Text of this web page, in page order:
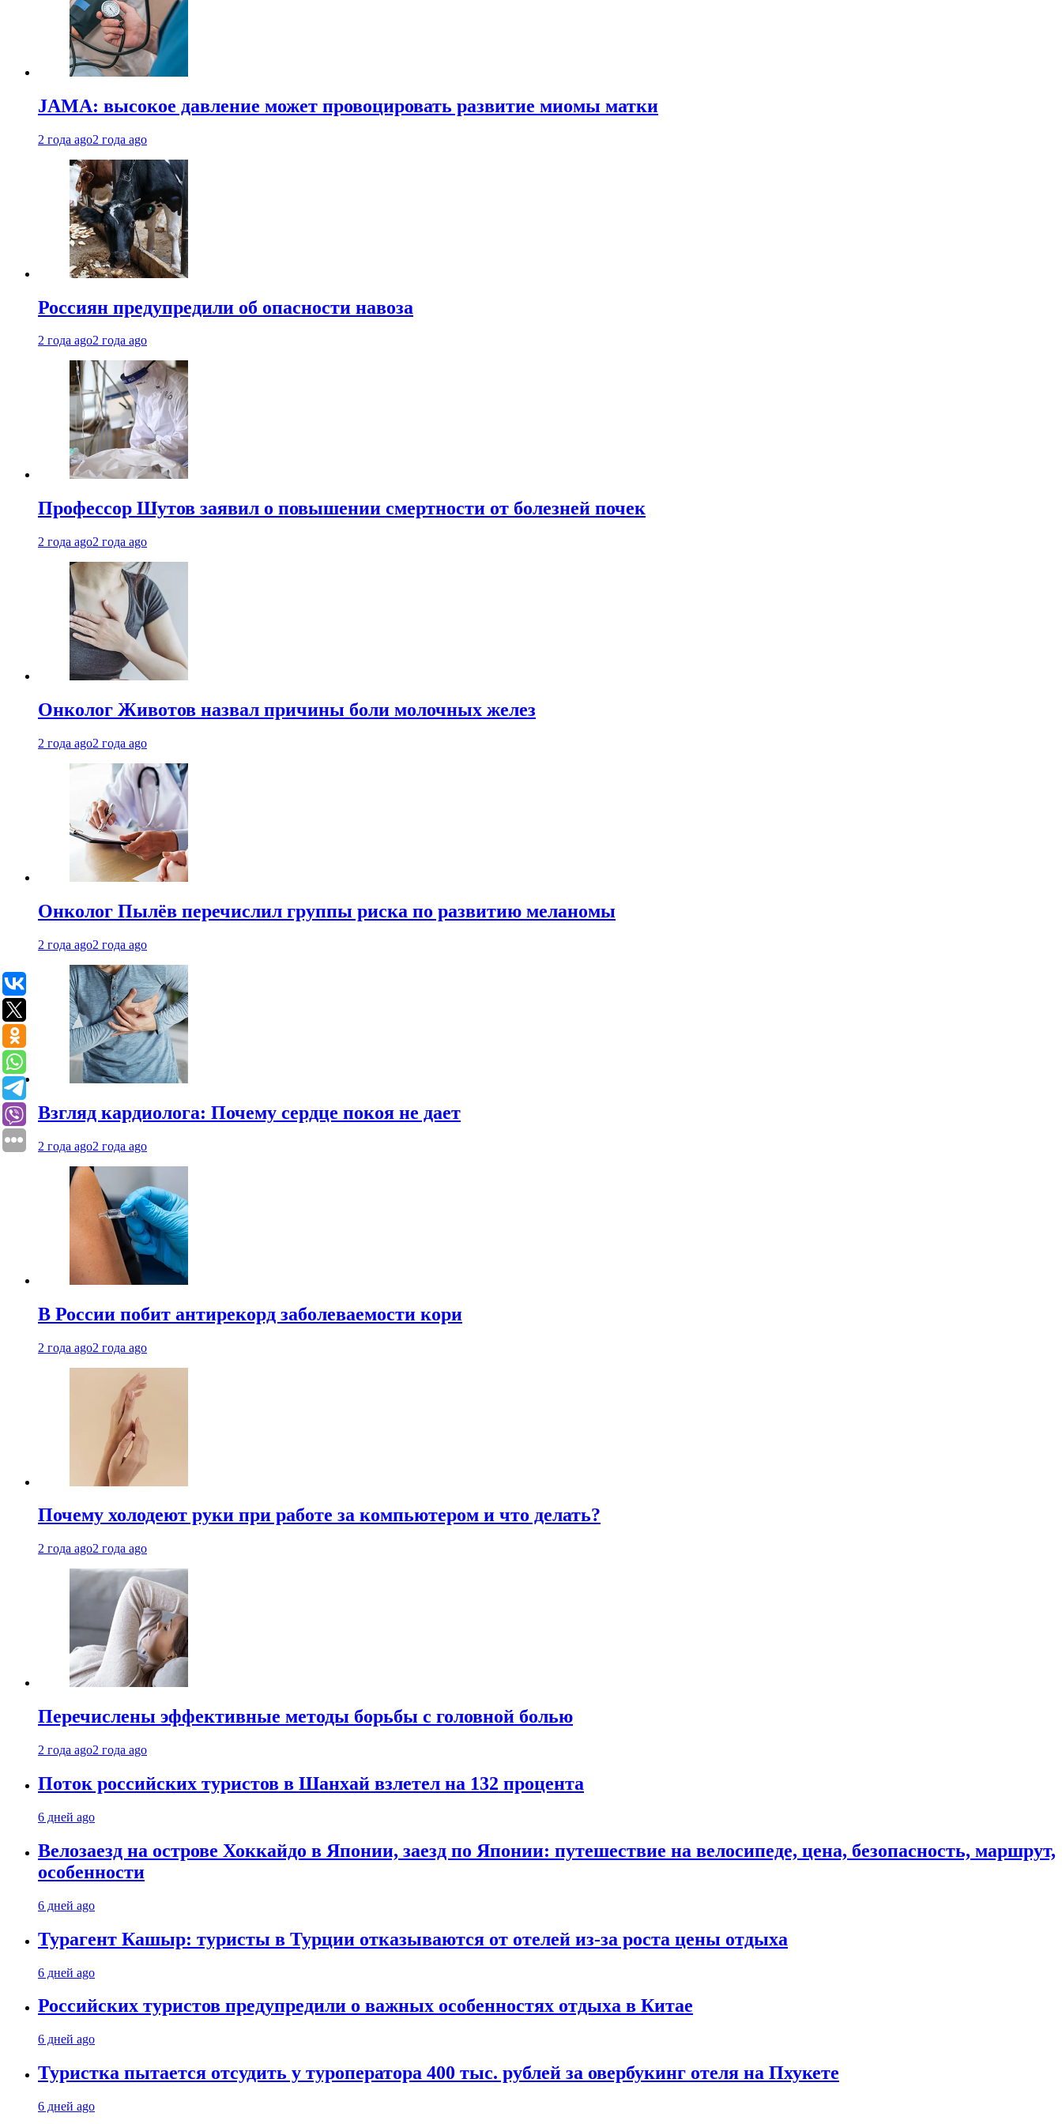
JAMA: высокое давление может провоцировать развитие миомы матки
2 года ago2 года ago
Россиян предупредили об опасности навоза
2 года ago2 года ago
Профессор Шутов заявил о повышении смертности от болезней почек
2 года ago2 года ago
Онколог Животов назвал причины боли молочных желез
2 года ago2 года ago
Онколог Пылёв перечислил группы риска по развитию меланомы
2 года ago2 года ago
Взгляд кардиолога: Почему сердце покоя не дает
2 года ago2 года ago
В России побит антирекорд заболеваемости кори
2 года ago2 года ago
Почему холодеют руки при работе за компьютером и что делать?
2 года ago2 года ago
Перечислены эффективные методы борьбы с головной болью
2 года ago2 года ago
Поток российских туристов в Шанхай взлетел на 132 процента
6 дней ago
Велозаезд на острове Хоккайдо в Японии, заезд по Японии: путешествие на велосипеде, цена, безопасность, маршрут,
особенности
6 дней ago
Турагент Кашыр: туристы в Турции отказываются от отелей из-за роста цены отдыха
6 дней ago
Российских туристов предупредили о важных особенностях отдыха в Китае
6 дней ago
Туристка пытается отсудить у туроператора 400 тыс. рублей за овербукинг отеля на Пхукете
6 дней ago